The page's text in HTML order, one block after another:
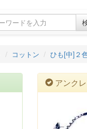
コットン ひも[中]２
アンクレ